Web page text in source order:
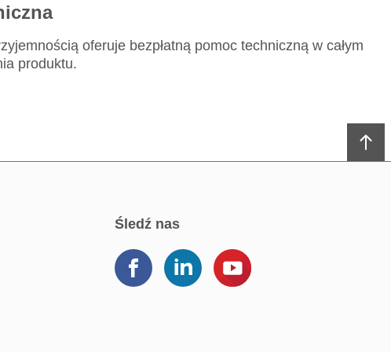
oferuje bezpłatną pomoc techniczną w całym
produktu.
śledź nas